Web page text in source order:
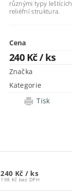
různými typy
reliéfní struktura.
Cena
240 Kč/ ks
Značka
Kategorie
Tisk
240 Kč / ks
198 Kč bez DPH